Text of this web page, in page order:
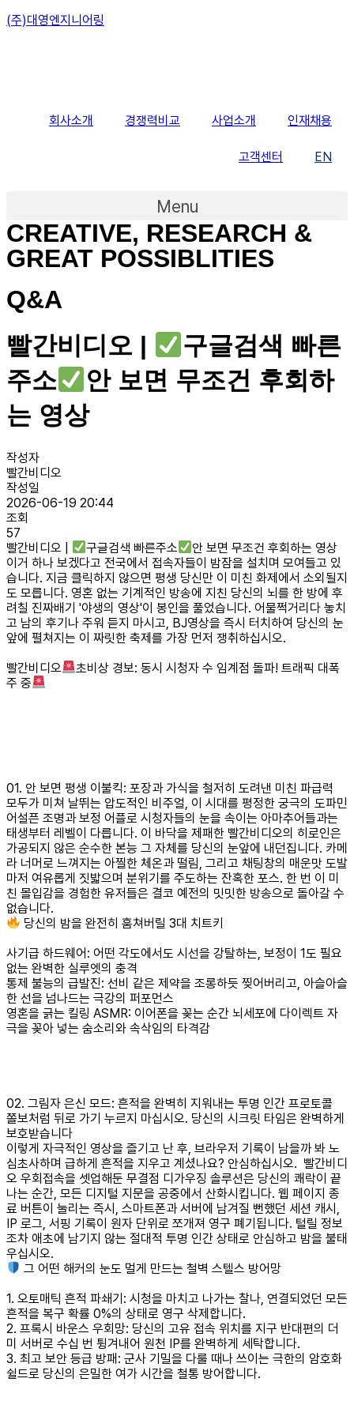
(주)대영엔지니어링
회사소개 경쟁력비교 사업소개 인재채용
고객센터 EN
Menu
CREATIVE, RESEARCH &
GREAT POSSIBLITIES
Q&A
빨간비디오 |
구글검색 빠른
주소
안 보면 무조건 후회하
는 영상
작성자
빨간비디오
작성일
2026-06-19 20:44
조회
57
빨간비디오 |
구글검색 빠른주소
안 보면 무조건 후회하는 영상
이거 하나 보겠다고 전국에서 접속자들이 밤잠을 설치며 모여들고 있
습니다. 지금 클릭하지 않으면 평생 당신만 이 미친 화제에서 소외될지
도 모릅니다. 영혼 없는 기계적인 방송에 지친 당신의 뇌를 한 방에 후
려칠 진짜배기 '야생의 영상'이 봉인을 풀었습니다. 어물쩍거리다 놓치
고 남의 후기나 주워 듣지 마시고, BJ영상을 즉시 터치하여 당신의 눈
앞에 펼쳐지는 이 짜릿한 축제를 가장 먼저 쟁취하십시오.
빨간비디오
초비상 경보: 동시 시청자 수 임계점 돌파! 트래픽 대폭
주 중
01. 안 보면 평생 이불킥: 포장과 가식을 철저히 도려낸 미친 파급력
모두가 미쳐 날뛰는 압도적인 비주얼, 이 시대를 평정한 궁극의 도파민
어설픈 조명과 보정 어플로 시청자들의 눈을 속이는 아마추어들과는
태생부터 레벨이 다릅니다. 이 바닥을 제패한 빨간비디오의 히로인은
가공되지 않은 순수한 본능 그 자체를 당신의 눈앞에 내던집니다. 카메
라 너머로 느껴지는 아찔한 체온과 떨림, 그리고 채팅창의 매운맛 도발
마저 여유롭게 짓밟으며 분위기를 주도하는 잔혹한 포스. 한 번 이 미
친 몰입감을 경험한 유저들은 결코 예전의 밋밋한 방송으로 돌아갈 수
없습니다.
당신의 밤을 완전히 훔쳐버릴 3대 치트키
사기급 하드웨어: 어떤 각도에서도 시선을 강탈하는, 보정이 1도 필요
없는 완벽한 실루엣의 충격
통제 불능의 급발진: 선비 같은 제약을 조롱하듯 찢어버리고, 아슬아슬
한 선을 넘나드는 극강의 퍼포먼스
영혼을 긁는 킬링 ASMR: 이어폰을 꽂는 순간 뇌세포에 다이렉트 자
극을 꽂아 넣는 숨소리와 속삭임의 타격감
02. 그림자 은신 모드: 흔적을 완벽히 지워내는 투명 인간 프로토콜
쫄보처럼 뒤로 가기 누르지 마십시오. 당신의 시크릿 타임은 완벽하게
보호받습니다
이렇게 자극적인 영상을 즐기고 난 후, 브라우저 기록이 남을까 봐 노
심초사하며 급하게 흔적을 지우고 계셨나요? 안심하십시오. 빨간비디
오 우회접속을 셋업해둔 무결점 디가우징 솔루션은 당신의 쾌락이 끝
나는 순간, 모든 디지털 지문을 공중에서 산화시킵니다. 웹 페이지 종
료 버튼이 눌리는 즉시, 스마트폰과 서버에 남겨질 뻔했던 세션 캐시,
IP 로그, 서핑 기록이 원자 단위로 쪼개져 영구 폐기됩니다. 털릴 정보
조차 애초에 남기지 않는 절대적 투명 인간 상태로 안심하고 밤을 불태
우십시오.
그 어떤 해커의 눈도 멀게 만드는 철벽 스텔스 방어망
1. 오토매틱 흔적 파쇄기: 시청을 마치고 나가는 찰나, 연결되었던 모든
흔적을 복구 확률 0%의 상태로 영구 삭제합니다.
2. 프록시 바운스 우회망: 당신의 고유 접속 위치를 지구 반대편의 더
미 서버로 수십 번 튕겨내어 원천 IP를 완벽하게 세탁합니다.
3. 최고 보안 등급 방패: 군사 기밀을 다룰 때나 쓰이는 극한의 암호화
쉴드로 당신의 은밀한 여가 시간을 철통 방어합니다.